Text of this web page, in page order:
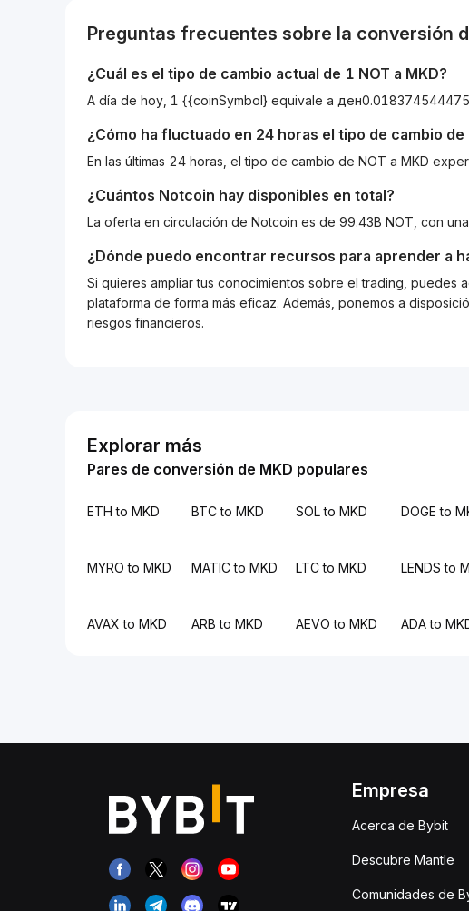
Preguntas frecuentes sobre la conversión
¿Cuál es el tipo de cambio actual de 1 NOT a MKD?
A día de hoy, 1 {{coinSymbol} equivale a
¿Cómo ha fluctuado en 24 horas el tipo de cambio de
En las últimas 24 horas, el tipo de cambio de NOT a MKD
¿Cuántos Notcoin hay disponibles en total?
La oferta en circulación de Notcoin es de 99.43B NOT, con
¿Dónde puedo encontrar recursos para aprender a
Si quieres ampliar tus conocimientos sobre el trading, puedes
plataforma de forma más eficaz. Además, ponemos a
riesgos financieros.
Explorar más
Pares de conversión de MKD populares
ETH to MKD BTC to MKD SOL to MKD DOGE to
MYRO to MKD MATIC to MKD LTC to MKD LENDS to
AVAX to MKD ARB to MKD AEVO to MKD ADA to
Empresa
Acerca de Bybit
Descubre Mantle
Comunidades de